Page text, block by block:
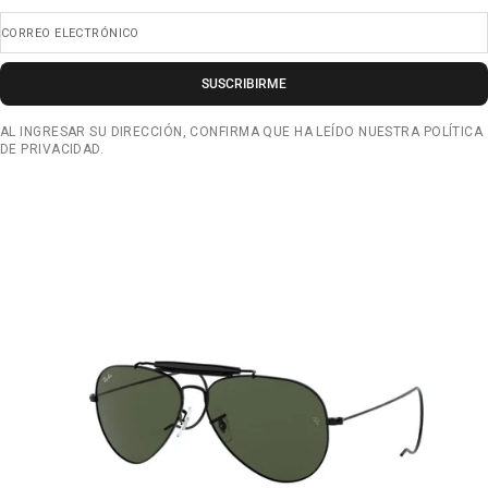
CORREO ELECTRÓNICO
SUSCRIBIRME
AL INGRESAR SU DIRECCIÓN, CONFIRMA QUE HA LEÍDO NUESTRA POLÍTICA
DE PRIVACIDAD.